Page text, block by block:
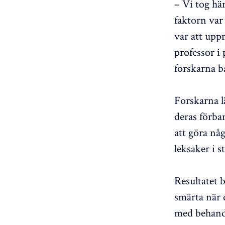
– Vi tog
faktorn var
var att
professor i
forskarna
Forskarna
deras
att göra
leksaker i
Resultatet
smärta när
med